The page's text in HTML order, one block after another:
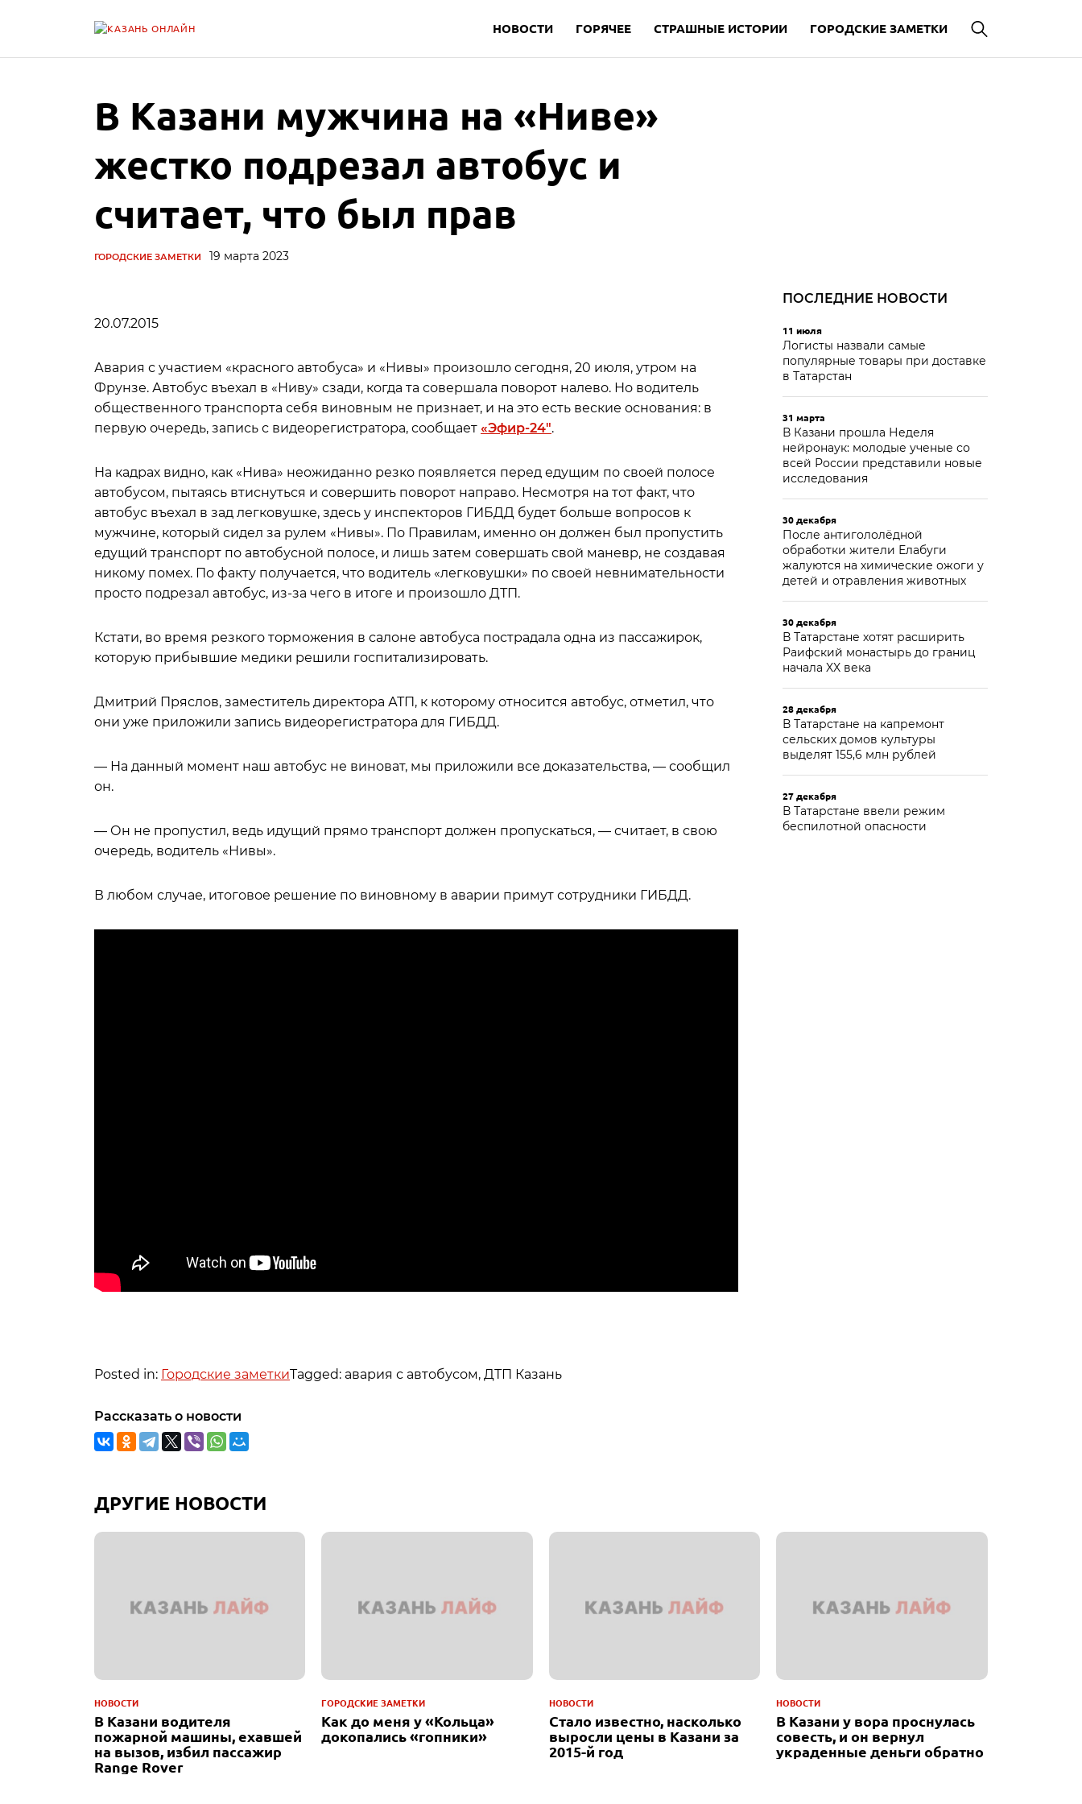
НОВОСТИ ГОРЯЧЕЕ СТРАШНЫЕ ИСТОРИИ ГОРОДСКИЕ ЗАМЕТКИ
В Казани мужчина на «Ниве»
жестко подрезал автобус и
считает, что был прав
ГОРОДСКИЕ ЗАМЕТКИ 19 марта 2023
20.07.2015
Авария с участием «красного автобуса» и «Нивы» произошло сегодня, 20 июля, утром на
Фрунзе. Автобус въехал в «Ниву» сзади, когда та совершала поворот налево. Но водитель
общественного транспорта себя виновным не признает, и на это есть веские основания: в
первую очередь, запись с видеорегистратора, сообщает «Эфир-24″.
На кадрах видно, как «Нива» неожиданно резко появляется перед едущим по своей полосе
автобусом, пытаясь втиснуться и совершить поворот направо. Несмотря на тот факт, что
автобус въехал в зад легковушке, здесь у инспекторов ГИБДД будет больше вопросов к
мужчине, который сидел за рулем «Нивы». По Правилам, именно он должен был пропустить
едущий транспорт по автобусной полосе, и лишь затем совершать свой маневр, не создавая
никому помех. По факту получается, что водитель «легковушки» по своей невнимательности
просто подрезал автобус, из-за чего в итоге и произошло ДТП.
Кстати, во время резкого торможения в салоне автобуса пострадала одна из пассажирок,
которую прибывшие медики решили госпитализировать.
Дмитрий Пряслов, заместитель директора АТП, к которому относится автобус, отметил, что
они уже приложили запись видеорегистратора для ГИБДД.
— На данный момент наш автобус не виноват, мы приложили все доказательства, — сообщил
он.
— Он не пропустил, ведь идущий прямо транспорт должен пропускаться, — считает, в свою
очередь, водитель «Нивы».
В любом случае, итоговое решение по виновному в аварии примут сотрудники ГИБДД.
Posted in: Городские заметкиTagged: авария с автобусом, ДТП Казань
Рассказать о новости
ПОСЛЕДНИЕ НОВОСТИ
11 июля
Логисты назвали самые
популярные товары при доставке
в Татарстан
31 марта
В Казани прошла Неделя
нейронаук: молодые ученые со
всей России представили новые
исследования
30 декабря
После антигололёдной
обработки жители Елабуги
жалуются на химические ожоги у
детей и отравления животных
30 декабря
В Татарстане хотят расширить
Раифский монастырь до границ
начала XX века
28 декабря
В Татарстане на капремонт
сельских домов культуры
выделят 155,6 млн рублей
27 декабря
В Татарстане ввели режим
беспилотной опасности
ДРУГИЕ НОВОСТИ
НОВОСТИ
В Казани водителя
пожарной машины, ехавшей
на вызов, избил пассажир
Range Rover
ГОРОДСКИЕ ЗАМЕТКИ
Как до меня у «Кольца»
докопались «гопники»
НОВОСТИ
Стало известно, насколько
выросли цены в Казани за
2015-й год
НОВОСТИ
В Казани у вора проснулась
совесть, и он вернул
украденные деньги обратно